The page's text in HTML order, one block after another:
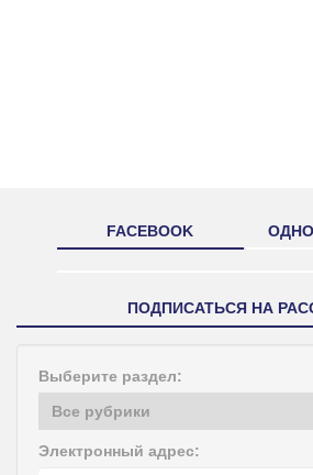
FACEBOOK
ПОДПИСАТЬСЯ НА
Выберите раздел:
Электронный адрес: